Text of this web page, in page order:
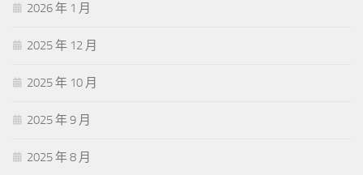
2026 年 1 月
2025 年 12 月
2025 年 10 月
2025 年 9 月
2025 年 8 月